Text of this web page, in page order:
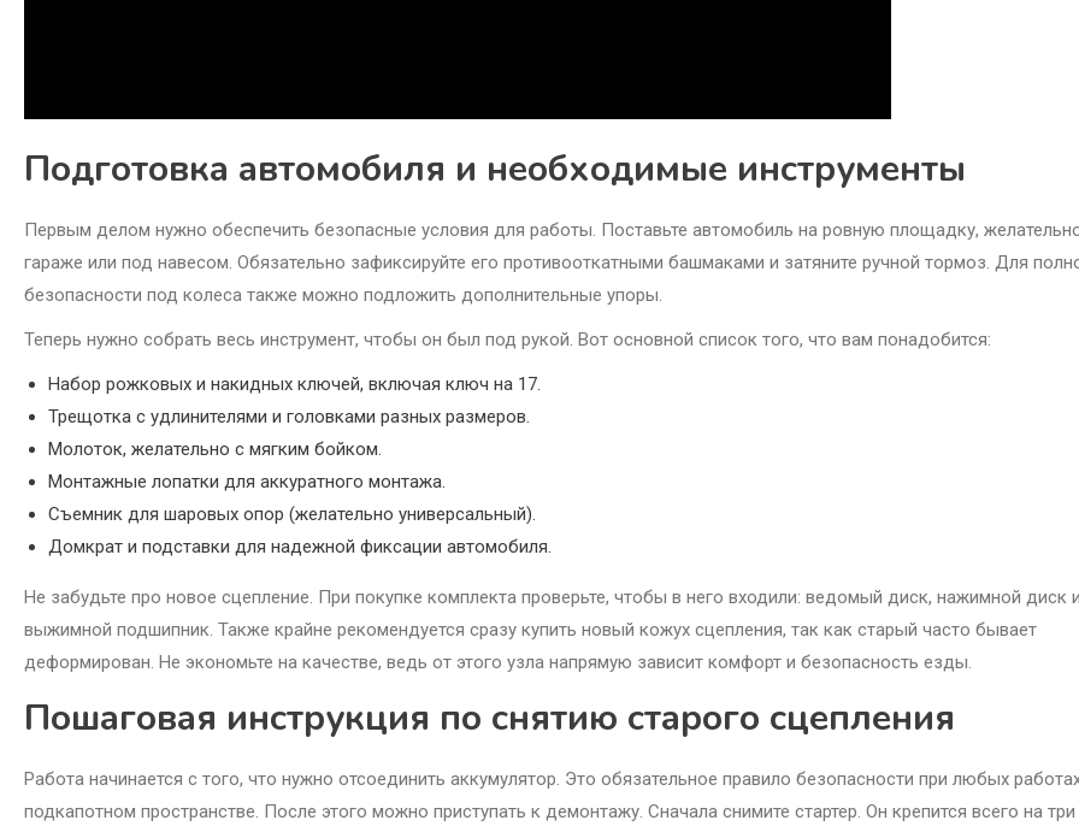
Подготовка автомобиля и необходимые инструменты
Первым делом нужно обеспечить безопасные условия для работы. Поставьте автомобиль на ровную площадку,
гараже или под навесом. Обязательно зафиксируйте его противооткатными башмаками и затяните ручной тормоз. Для
безопасности под колеса также можно подложить дополнительные упоры.
Теперь нужно собрать весь инструмент, чтобы он был под рукой. Вот основной список того, что вам понадобится:
Набор рожковых и накидных ключей, включая ключ на 17.
Трещотка с удлинителями и головками разных размеров.
Молоток, желательно с мягким бойком.
Монтажные лопатки для аккуратного монтажа.
Съемник для шаровых опор (желательно универсальный).
Домкрат и подставки для надежной фиксации автомобиля.
Не забудьте про новое сцепление. При покупке комплекта проверьте, чтобы в него входили: ведомый диск, нажимной диск
выжимной подшипник. Также крайне рекомендуется сразу купить новый кожух сцепления, так как старый часто бывает
деформирован. Не экономьте на качестве, ведь от этого узла напрямую зависит комфорт и безопасность езды.
Пошаговая инструкция по снятию старого сцепления
Работа начинается с того, что нужно отсоединить аккумулятор. Это обязательное правило безопасности при любых
подкапотном пространстве. После этого можно приступать к демонтажу. Сначала снимите стартер. Он крепится всего на три